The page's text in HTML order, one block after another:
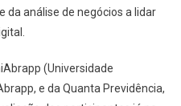
da análise de negócios a lidar
(Universidade
e da Quanta Previdência,